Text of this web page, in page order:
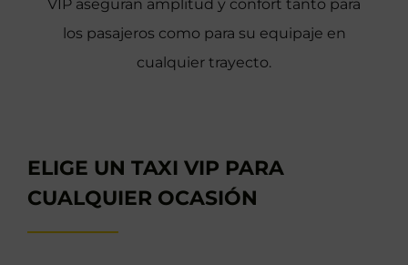
VIP aseguran amplitud y confort tanto para
los pasajeros como para su equipaje en
cualquier trayecto.
ELIGE UN TAXI VIP PARA
CUALQUIER OCASIÓN